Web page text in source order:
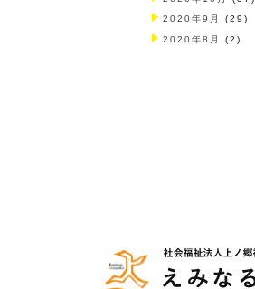
2020年9月 (29)
2020年8月 (2)